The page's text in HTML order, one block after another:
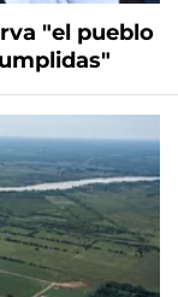
"el pueblo